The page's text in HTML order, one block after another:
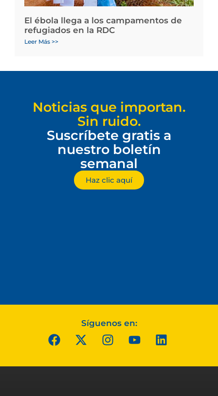
El ébola llega a los campamentos de
refugiados en la RDC
Leer Más >>
Noticias que importan.
Sin ruido.
Suscríbete gratis a
nuestro boletín
semanal
Haz clic aquí
Síguenos en: